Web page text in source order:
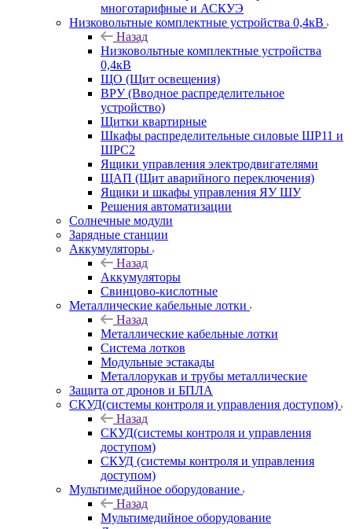
многотарифные и АСКУЭ
Низковольтные комплектные устройства 0,4кВ
Назад
Низковольтные комплектные устройства
0,4кВ
ЩО (Щит освещения)
ВРУ (Вводное распределительное
устройство)
Щитки квартирные
Шкафы распределительные силовые ШР11 и
ШРС2
Ящики управления электродвигателями
ЩАП (Щит аварийного переключения)
Ящики и шкафы управления ЯУ ШУ
Решения автоматизации
Солнечные модули
Зарядные станции
Аккумуляторы
Назад
Аккумуляторы
Свинцово-кислотные
Металлические кабельные лотки
Назад
Металлические кабельные лотки
Система лотков
Модульные эстакады
Металлорукав и трубы металлические
Защита от дронов и БПЛА
СКУД(системы контроля и управления доступом)
Назад
СКУД(системы контроля и управления
доступом)
СКУД (системы контроля и управления
доступом)
Мультимедийное оборудование
Назад
Мультимедийное оборудование